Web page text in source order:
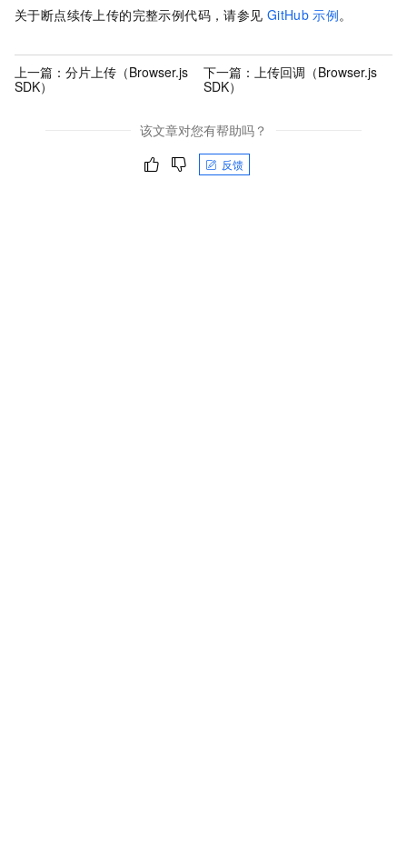
关于断点续传上传的完整示例代码，请参见 GitHub 示例。
上一篇： 分片上传（Browser.js
SDK）
下一篇： 上传回调（Browser.js
SDK）
该文章对您有帮助吗？
反馈